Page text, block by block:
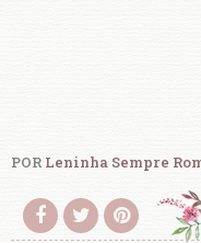
POR Leninha Sempre